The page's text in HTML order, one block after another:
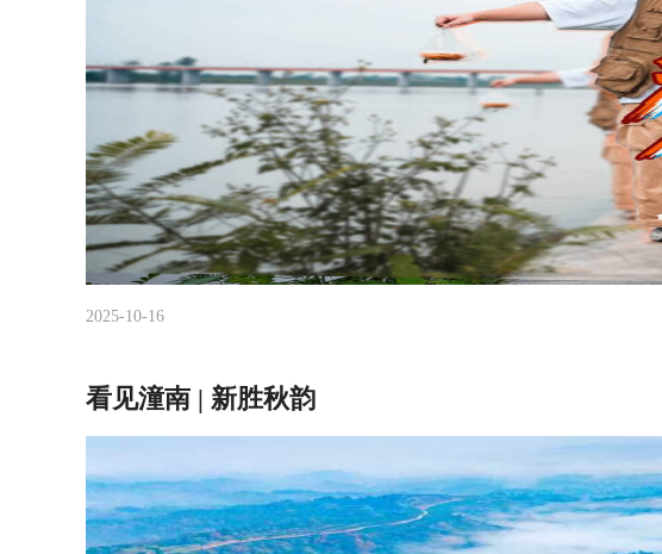
2025-10-16
看见潼南 | 新胜秋韵